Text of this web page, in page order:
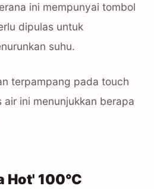
ini mempunyai tombol
dipulas untuk
suhu.
terpampang pada touch
ini menunjukkan berapa
Hot' 100°C